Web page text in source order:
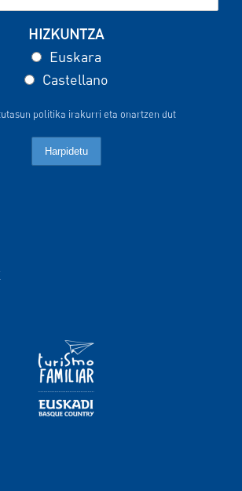
HIZKUNTZA
Euskara
Castellano
politika irakurri eta onartzen dut